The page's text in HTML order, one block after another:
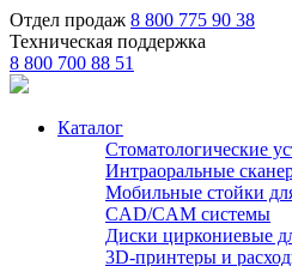
Отдел продаж 8 800 775 90 38
Техническая поддержка
8 800 700 88 51
Каталог
Стоматологические
Интраоральные
Мобильные стойки
CAD/CAM системы
Диски циркониевые
3D-принтеры и